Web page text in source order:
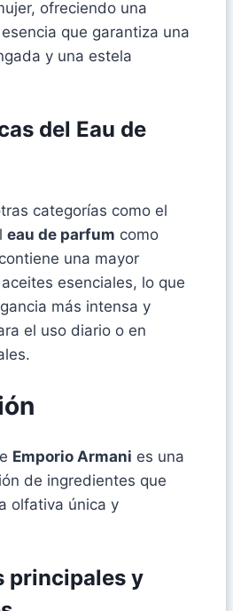
ofreciendo una
que garantiza una
y una estela
del Eau de
categorías como el
eau de parfum como
contiene una mayor
esenciales, lo que
más intensa y
el uso diario o en
Emporio Armani es una
de ingredientes que
olfativa única y
principales y